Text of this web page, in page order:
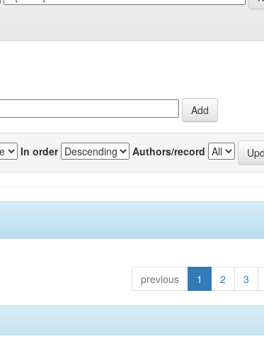
In order Authors/record
previous 1 2 3